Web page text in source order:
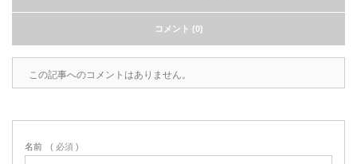
コメント (0)
この記事へのコメントはありません。
名前 ( 必須 )